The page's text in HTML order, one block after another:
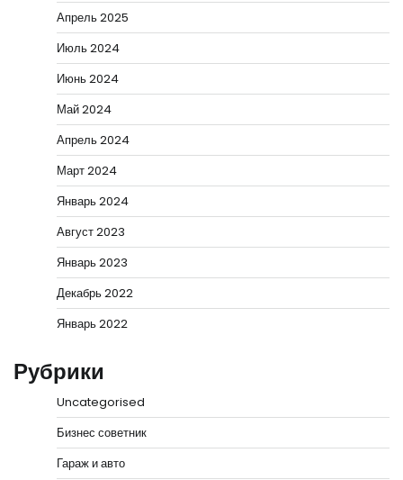
Апрель 2025
Июль 2024
Июнь 2024
Май 2024
Апрель 2024
Март 2024
Январь 2024
Август 2023
Январь 2023
Декабрь 2022
Январь 2022
Рубрики
Uncategorised
Бизнес советник
Гараж и авто